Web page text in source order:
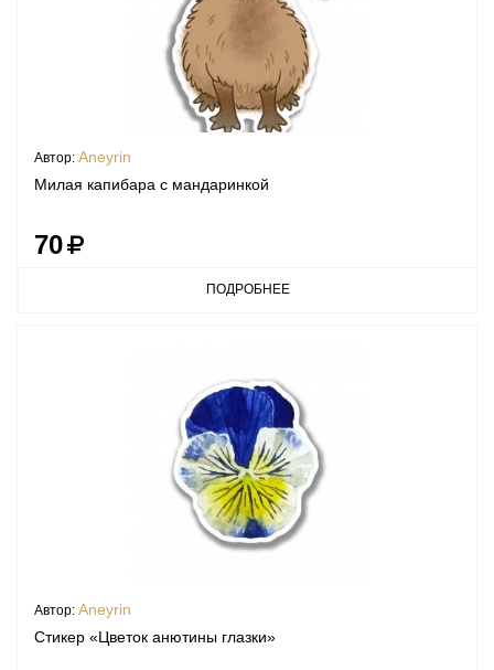
Автор: Aneyrin
Милая капибара с мандаринкой
70
ПОДРОБНЕЕ
Автор: Aneyrin
Стикер «Цветок анютины глазки»